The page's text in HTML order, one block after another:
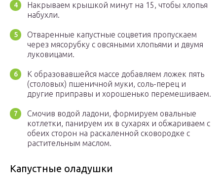
Накрываем крышкой минут на 15, чтобы хлопья
набухли.
Отваренные капустные соцветия пропускаем
через мясорубку с овсяными хлопьями и двумя
луковицами.
К образовавшейся массе добавляем ложек пять
(столовых) пшеничной муки, соль-перец и
другие приправы и хорошенько перемешиваем.
Смочив водой ладони, формируем овальные
котлетки, панируем их в сухарях и обжариваем с
обеих сторон на раскаленной сковородке с
растительным маслом.
Капустные оладушки